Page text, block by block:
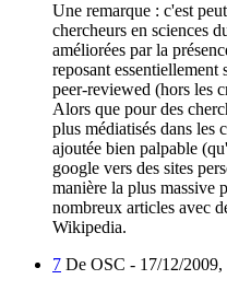
Une remarque : c'est
chercheurs en sciences
améliorées par la
reposant essentiellement
peer-reviewed (hors les
Alors que pour des
plus médiatisés dans les
ajoutée bien palpable
google vers des sites
manière la plus massive
nombreux articles avec
Wikipedia.
7 De OSC - 17/12/2009,